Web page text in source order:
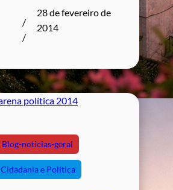
/
/
28 de fevereiro de
2014
Blog-noticias-geral
Cidadania e Política